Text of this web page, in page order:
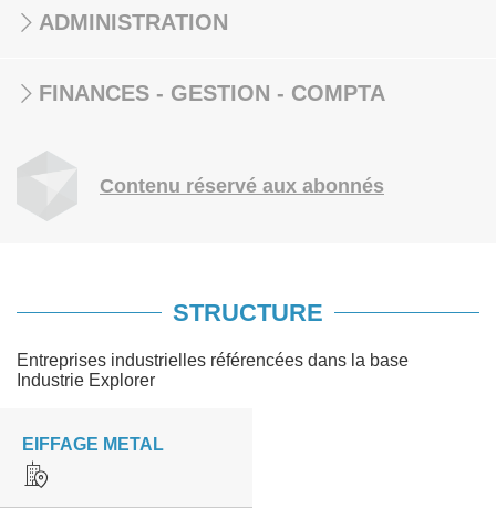
ADMINISTRATION
FINANCES - GESTION - COMPTA
Contenu réservé aux abonnés
STRUCTURE
Entreprises industrielles référencées dans la base
Industrie Explorer
EIFFAGE METAL